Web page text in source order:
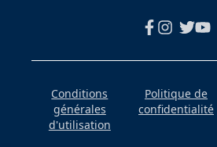
Conditions
générales
d'utilisation
Politique de
confidentialité